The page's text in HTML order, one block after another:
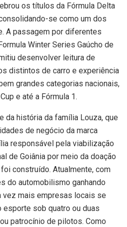
os títulos da Fórmula Delta
se como um dos
A passagem por diferentes
Winter Series Gaúcho de
desenvolver leitura de
distintos de carro e experiência
grandes categorias nacionais,
e até a Fórmula 1.
da história da família Louza, que
de negócio da marca
responsável pela viabilização
de Goiânia por meio da doação
construído. Atualmente, com
do automobilismo ganhando
vez mais empresas locais se
sob quatro ou duas
patrocínio de pilotos. Como